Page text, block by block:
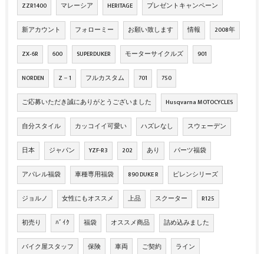
ZZR1400 マレーシア HERITAGE プレゼントキャンペーン
新アカウント フォローミー お願い致します 情報 2008年
ZX‐6R 600 SUPERDUKER モーターサイクルズ 901
NORDEN Z－1 フルカスタム 701 750
ご応募いただき誠にありがとうございました Husqvarna MOTOCYCLES
自分スタイル カッコイイ可愛い ハズレなし スウェーデン
日本 ジャパン YZF-R3 202 あり パーツ福袋
アパレル福袋 車種専用福袋 890 DUKE R ピレンシリーズ
ジョルノ 女性にもオススメ 上品 スクーター R125
初売り ﾊﾞｲｸ 福袋 オススメ商品 詰め込みました
バイク屋スタッフ 保険 車両 ご契約 ライン